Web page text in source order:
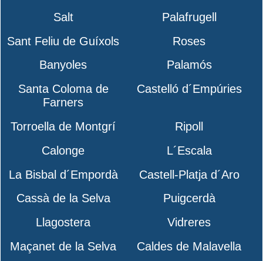
Salt
Palafrugell
Sant Feliu de Guíxols
Roses
Banyoles
Palamós
Santa Coloma de
Farners
Castelló d´Empúries
Torroella de Montgrí
Ripoll
Calonge
L´Escala
La Bisbal d´Empordà
Castell-Platja d´Aro
Cassà de la Selva
Puigcerdà
Llagostera
Vidreres
Maçanet de la Selva
Caldes de Malavella